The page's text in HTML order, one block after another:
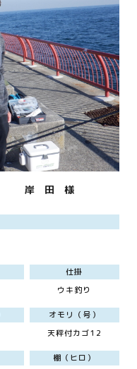
岸 田 様
仕掛
ウキ釣り
オモリ（号）
天秤付カゴ12
棚（ヒロ）